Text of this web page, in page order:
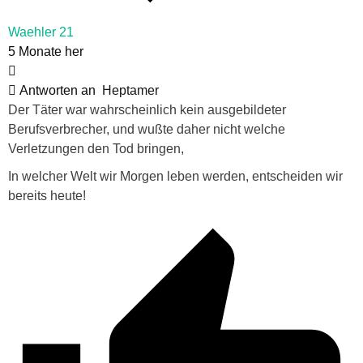
Waehler 21
5 Monate her
Antworten an
Heptamer
Der Täter war wahrscheinlich kein ausgebildeter
Berufsverbrecher, und wußte daher nicht welche
Verletzungen den Tod bringen,
In welcher Welt wir Morgen leben werden, entscheiden wir
bereits heute!